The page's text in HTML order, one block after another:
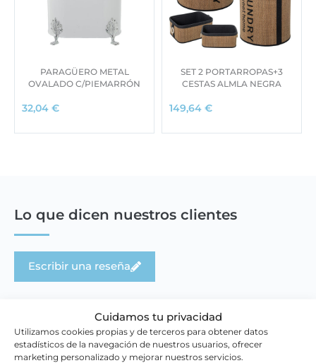
Cuidamos tu privacidad
Utilizamos cookies propias y de terceros para obtener datos
estadísticos de la navegación de nuestros usuarios, ofrecer
marketing personalizado y mejorar nuestros servicios.
PARAGÜERO METAL
OVALADO C/PIEMARRÓN
32,04 €
SET 2 PORTARROPAS+3
CESTAS ALMLA NEGRA
149,64 €
Lo que dicen nuestros clientes
Escribir una reseña